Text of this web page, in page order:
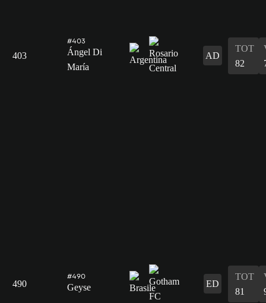
403
#403
Ángel Di
María
AD
TOT
82
490
#490
Geyse ED
TOT
81